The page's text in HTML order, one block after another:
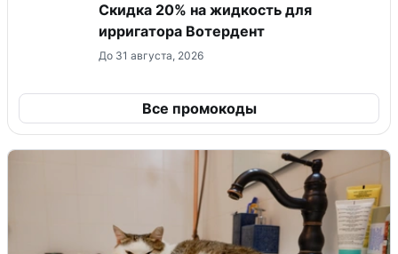
Скидка 20% на жидкость для
ирригатора Вотердент
До 31 августа, 2026
Все промокоды